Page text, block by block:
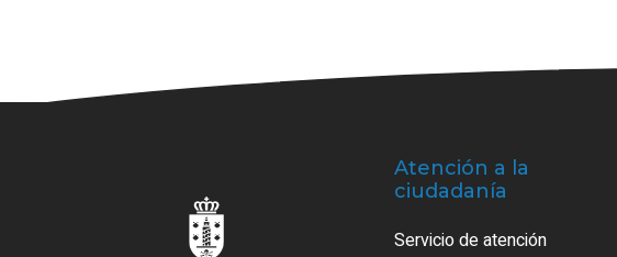
Atención a la
ciudadanía
Servicio de atención